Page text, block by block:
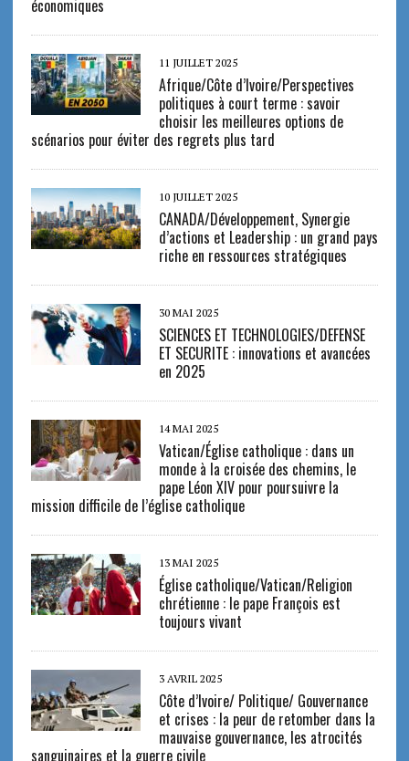
économiques
11 JUILLET 2025
Afrique/Côte d’Ivoire/Perspectives
politiques à court terme : savoir
choisir les meilleures options de
scénarios pour éviter des regrets plus tard
10 JUILLET 2025
CANADA/Développement, Synergie
d’actions et Leadership : un grand pays
riche en ressources stratégiques
30 MAI 2025
SCIENCES ET TECHNOLOGIES/DEFENSE
ET SECURITE : innovations et avancées
en 2025
14 MAI 2025
Vatican/Église catholique : dans un
monde à la croisée des chemins, le
pape Léon XIV pour poursuivre la
mission difficile de l’église catholique
13 MAI 2025
Église catholique/Vatican/Religion
chrétienne : le pape François est
toujours vivant
3 AVRIL 2025
Côte d’Ivoire/ Politique/ Gouvernance
et crises : la peur de retomber dans la
mauvaise gouvernance, les atrocités
sanguinaires et la guerre civile